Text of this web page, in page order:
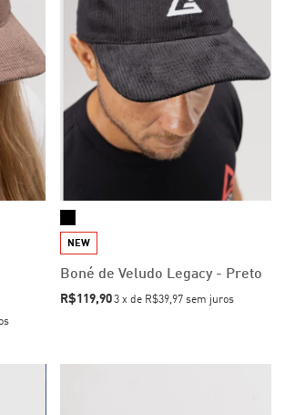
NEW
Boné de Veludo Legacy - Preto
R$119,90 3 x de R$39,97 sem juros